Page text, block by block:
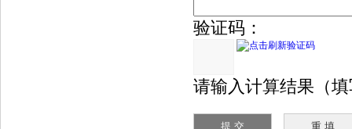
验证码：
请输入计算结果（